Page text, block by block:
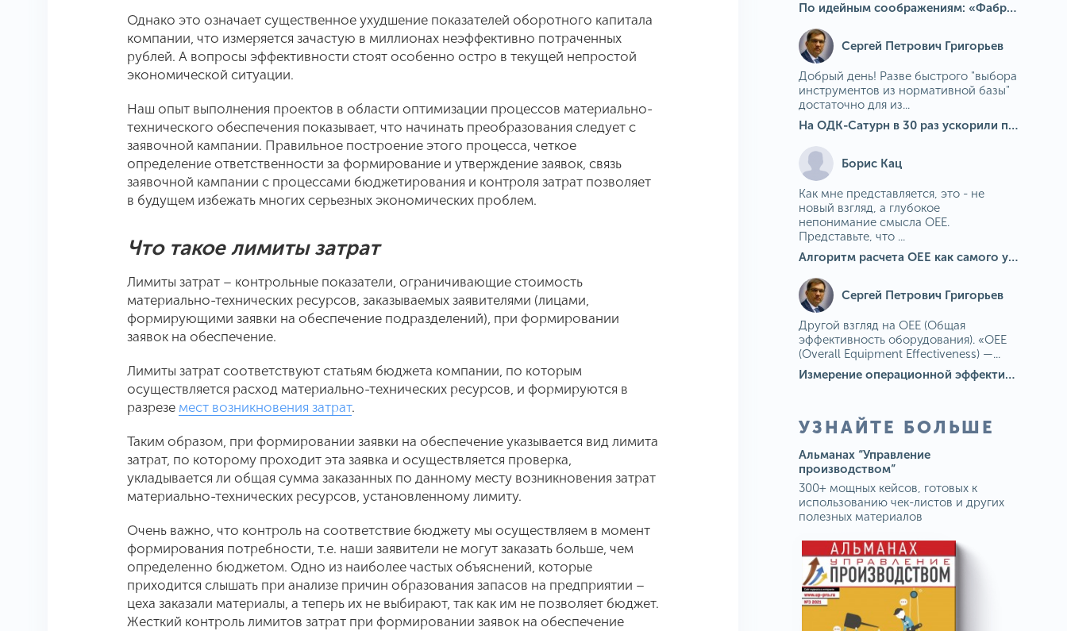
Однако это означает существенное ухудшение показателей оборотного капитала
компании, что измеряется зачастую в миллионах неэффективно потраченных
рублей. А вопросы эффективности стоят особенно остро в текущей непростой
экономической ситуации.
Наш опыт выполнения проектов в области оптимизации процессов материально-
технического обеспечения показывает, что начинать преобразования следует с
заявочной кампании. Правильное построение этого процесса, четкое
определение ответственности за формирование и утверждение заявок, связь
заявочной кампании с процессами бюджетирования и контроля затрат позволяет
в будущем избежать многих серьезных экономических проблем.
Что такое лимиты затрат
Лимиты затрат – контрольные показатели, ограничивающие стоимость
материально-технических ресурсов, заказываемых заявителями (лицами,
формирующими заявки на обеспечение подразделений), при формировании
заявок на обеспечение.
Лимиты затрат соответствуют статьям бюджета компании, по которым
осуществляется расход материально-технических ресурсов, и формируются в
разрезе мест возникновения затрат.
Таким образом, при формировании заявки на обеспечение указывается вид лимита
затрат, по которому проходит эта заявка и осуществляется проверка,
укладывается ли общая сумма заказанных по данному месту возникновения затрат
материально-технических ресурсов, установленному лимиту.
Очень важно, что контроль на соответствие бюджету мы осуществляем в момент
формирования потребности, т.е. наши заявители не могут заказать больше, чем
определенно бюджетом. Одно из наиболее частых объяснений, которые
приходится слышать при анализе причин образования запасов на предприятии –
цеха заказали материалы, а теперь их не выбирают, так как им не позволяет бюджет.
Жесткий контроль лимитов затрат при формировании заявок на обеспечение
По идейным соображениям: «Фабрика идей» на МГОКе
Сергей Петрович Григорьев
Добрый день! Разве быстрого "выбора
инструментов из нормативной базы"
достаточно для из...
На ОДК-Сатурн в 30 раз ускорили подбор средств измерения для контроля качества продукции
Борис Кац
Как мне представляется, это - не
новый взгляд, а глубокое
непонимание смысла OEE.
Представьте, что ...
Алгоритм расчета ОЕЕ как самого универсального и современного показателя эффективности оборудования в мире
Сергей Петрович Григорьев
Другой взгляд на OEE (Общая
эффективность оборудования). «OEE
(Overall Equipment Effectiveness) —...
Измерение операционной эффективности: ключевые показатели для непрерывного совершенствования
УЗНАЙТЕ БОЛЬШЕ
Альманах “Управление
производством”
300+ мощных кейсов, готовых к
использованию чек-листов и других
полезных материалов